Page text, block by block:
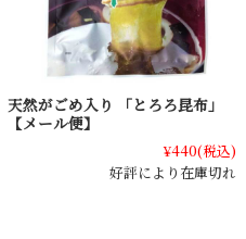
天然がごめ入り 「とろろ昆布」
【メール便】
¥440(税込)
好評により在庫切れ